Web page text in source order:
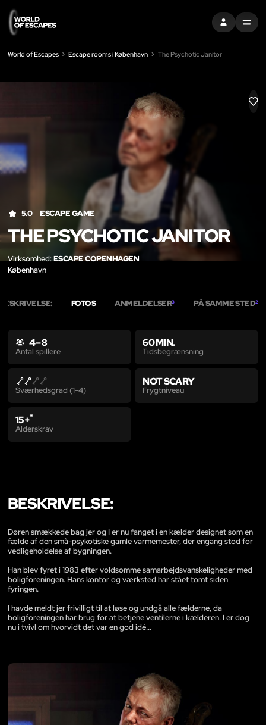
LOG INDMENU
World of Escapes Escape rooms i København The Psychotic Janitor
LIKE
5.0 ESCAPE GAME
THE PSYCHOTIC JANITOR
Virksomhed:ESCAPE COPENHAGEN
København
FOTOS ANMELDELSER3 PÅ SAMME STED2
4 – 8
Antal spillere
60 MIN.
Tidsbegrænsning
Sværhedsgrad (1-4)
NOT SCARY
Frygtniveau
15+*
Alderskrav
BESKRIVELSE:
Døren smækkede bag jer og I er nu fanget i en kælder designet som en
fælde af den små-psykotiske gamle varmemester, der engang stod for
vedligeholdelse af bygningen.
Han blev fyret i 1983 efter voldsomme samarbejdsvanskeligheder med
boligforeningen. Hans kontor og værksted har stået tomt siden
fyringen.
I havde meldt jer frivilligt til at løse og undgå alle fælderne, da
boligforeningen har brug for at betjene ventilerne i kælderen. I er dog
nu i tvivl om hvorvidt det var en god idé...